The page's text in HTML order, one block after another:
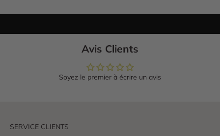
Avis Clients
Soyez le premier à écrire un avis
SERVICE CLIENTS